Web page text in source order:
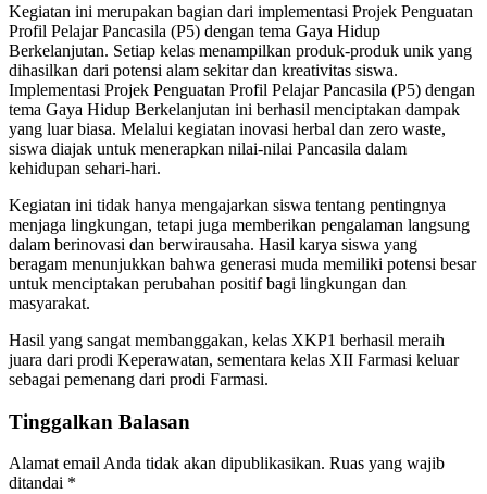
Kegiatan ini merupakan bagian dari implementasi Projek Penguatan
Profil Pelajar Pancasila (P5) dengan tema Gaya Hidup
Berkelanjutan. Setiap kelas menampilkan produk-produk unik yang
dihasilkan dari potensi alam sekitar dan kreativitas siswa.
Implementasi Projek Penguatan Profil Pelajar Pancasila (P5) dengan
tema Gaya Hidup Berkelanjutan ini berhasil menciptakan dampak
yang luar biasa. Melalui kegiatan inovasi herbal dan zero waste,
siswa diajak untuk menerapkan nilai-nilai Pancasila dalam
kehidupan sehari-hari.
Kegiatan ini tidak hanya mengajarkan siswa tentang pentingnya
menjaga lingkungan, tetapi juga memberikan pengalaman langsung
dalam berinovasi dan berwirausaha. Hasil karya siswa yang
beragam menunjukkan bahwa generasi muda memiliki potensi besar
untuk menciptakan perubahan positif bagi lingkungan dan
masyarakat.
Hasil yang sangat membanggakan, kelas XKP1 berhasil meraih
juara dari prodi Keperawatan, sementara kelas XII Farmasi keluar
sebagai pemenang dari prodi Farmasi.
Tinggalkan Balasan
Alamat email Anda tidak akan dipublikasikan. Ruas yang wajib
ditandai *